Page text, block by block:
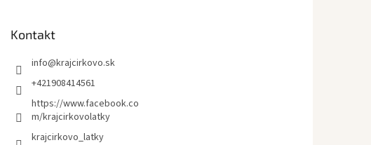
Kontakt
info@krajcirkovo.sk
+421908414561
https://www.facebook.co
m/krajcirkovolatky
krajcirkovo_latky